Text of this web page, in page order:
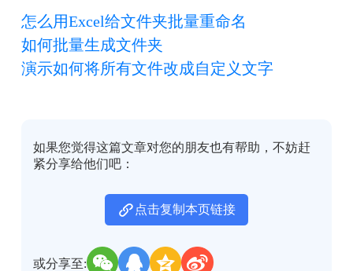
怎么用Excel给文件夹批量重命名
如何批量生成文件夹
演示如何将所有文件改成自定义文字
如果您觉得这篇文章对您的朋友也有帮助，不妨赶
紧分享给他们吧：
点击复制本页链接
或分享至: